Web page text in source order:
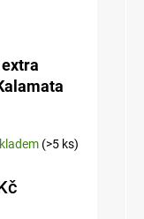
(>5 ks)